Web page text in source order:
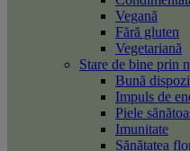
Vegană
Fără gluten
Vegetariană
Stare de bine prin
Bună
Impuls de
Piele
Imunitate
Sănătatea